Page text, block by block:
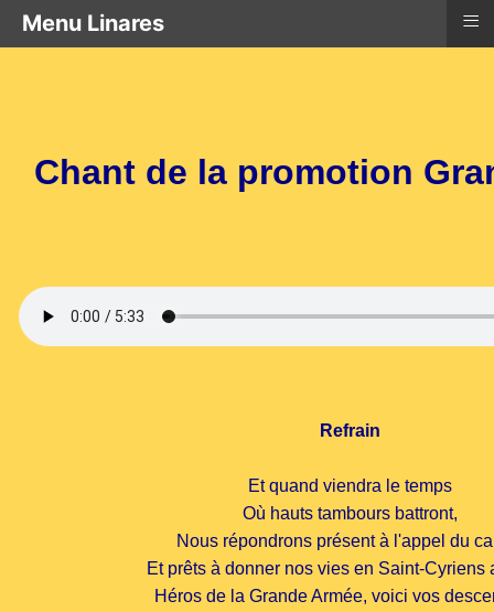
Menu Linares ≡
Chant de la promotion
Refrain
Et quand viendra le temps
Où hauts tambours battront,
Nous répondrons présent à l'appel du
Et prêts à donner nos vies en Saint-Cyriens
Héros de la Grande Armée, voici vos